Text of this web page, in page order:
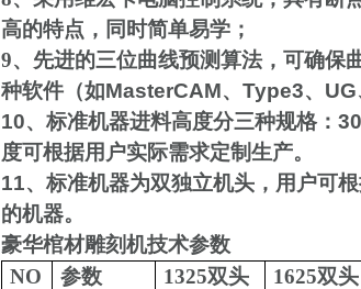
高的特点，同时简单易学；
9、先进的三位曲线预测算法，可确保
种软件（如MasterCAM、 Type3、 UG
10、标准机器进料高度分三种规格： 30
度可根据用户实际需求定制生产。
11、标准机器为双独立机头，用户可
的机器。
豪华棺材雕刻机技术参数
NO
参数 1325双头 1625双头